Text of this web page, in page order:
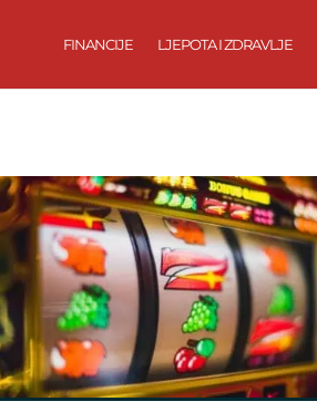
FINANCIJE LJEPOTA I ZDRAVLJE